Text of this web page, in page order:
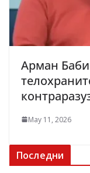
Арман
May 11, 2026
Последни